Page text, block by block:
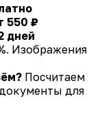
550 ₽
дней
Изображения
Посчитаем
для